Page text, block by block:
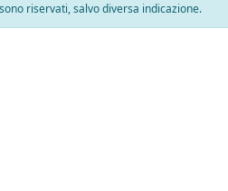
riservati, salvo diversa indicazione.